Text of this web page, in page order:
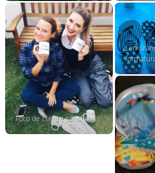
Foto de cliente satisfeito